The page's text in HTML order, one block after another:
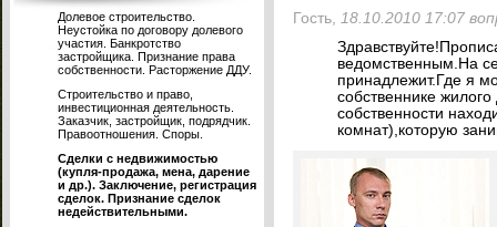
Долевое строительство.
Неустойка по договору долевого
участия. Банкротство
застройщика. Признание права
собственности. Расторжение ДДУ.
Строительство и право,
инвестиционная деятельность.
Заказчик, застройщик, подрядчик.
Правоотношения. Споры.
Сделки с недвижимостью
(купля-продажа, мена, дарение
и др.). Заключение, регистрация
сделок. Признание сделок
недействительными.
Гость, 18.10.2010 17:07
ведомственным.На
принадлежит.Где я
собственнике
собственности
комнат),которую